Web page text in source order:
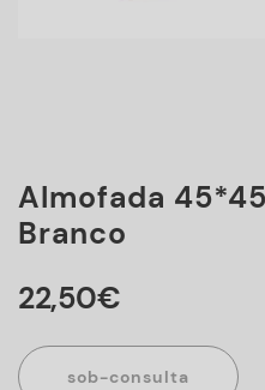
Almofada
Branco
22,50€
sob-consulta